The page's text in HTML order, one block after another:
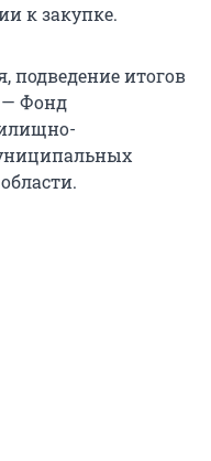
к закупке.
подведение итогов
— Фонд